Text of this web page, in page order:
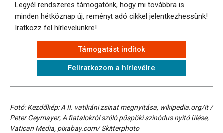
Legyél rendszeres támogatónk, hogy mi továbbra is
minden hétköznap új, reményt adó cikkel jelentkezhessünk!
Iratkozz fel hírlevelünkre!
Támogatást indítok
Feliratkozom a hírlevélre
Fotó: Kezdőkép: A II. vatikáni zsinat megnyitása, wikipedia.org/it /
Peter Geymayer; A fiatalokról szóló püspöki szinódus nyitó ülése,
Vatican Media, pixabay.com/ Skitterphoto